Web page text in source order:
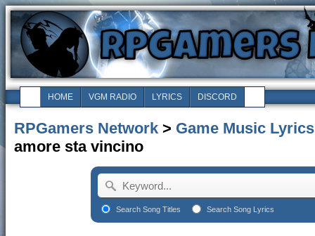
HOME VGM RADIO LYRICS DISCORD
RPGamers Network > Game Music Lyrics
amore sta vincino
Search Song Titles Search Song Lyrics